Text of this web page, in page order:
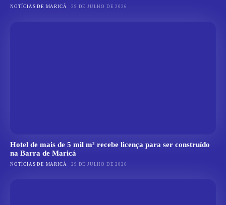
NOTÍCIAS DE MARICÁ 29 DE JULHO DE 2026
Hotel de mais de 5 mil m² recebe licença para ser construído
na Barra de Maricá
NOTÍCIAS DE MARICÁ 29 DE JULHO DE 2026